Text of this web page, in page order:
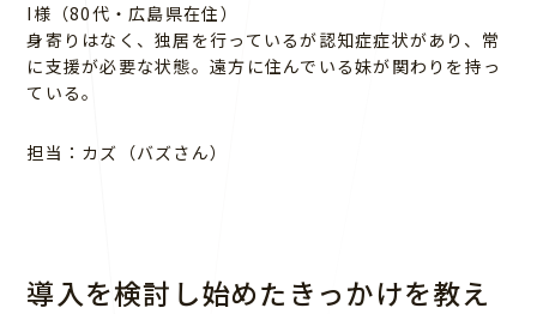
I様（80代・広島県在住）
身寄りはなく、独居を行っているが認知症症状があり、常
に支援が必要な状態。遠方に住んでいる妹が関わりを持っ
ている。
担当：カズ（バズさん）
導入を検討し始めたきっかけを教え